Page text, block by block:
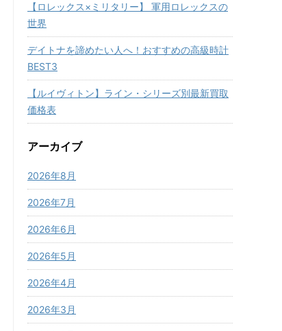
【ロレックス×ミリタリー】 軍用ロレックスの
世界
デイトナを諦めたい人へ！おすすめの高級時計
BEST3
【ルイヴィトン】ライン・シリーズ別最新買取
価格表
アーカイブ
2026年8月
2026年7月
2026年6月
2026年5月
2026年4月
2026年3月